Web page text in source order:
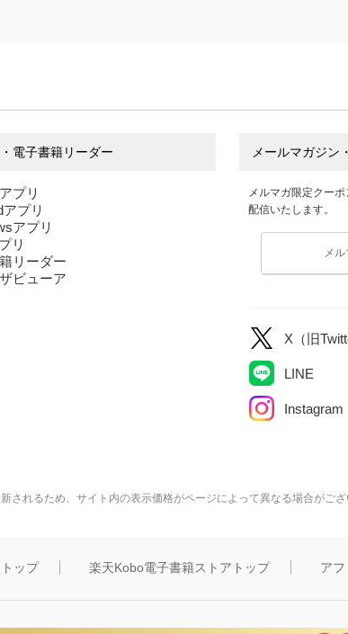
電子書籍リーダー
プリ
プリ
アプリ
リ
リーダー
ビューア
メールマガジン
メルマガ限定クー
配信いたします。
メ
X（旧
LINE
Instagram
されるため、サイト内の表示価格がページによって異なる場合がご
ップ 楽天Kobo電子書籍ストアトップ アフ